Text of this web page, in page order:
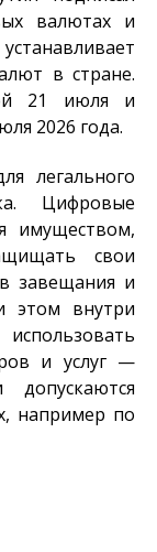
валютах и
в стране.
21 июля и
2026 года.
легального
Цифровые
имуществом,
свои
завещания и
этом внутри
и услуг —
например по